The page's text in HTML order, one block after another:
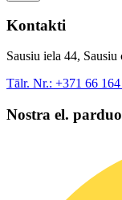
Kontakti
Sausiu iela 44,
Tālr. Nr.: +371 66 164
Nostra el.